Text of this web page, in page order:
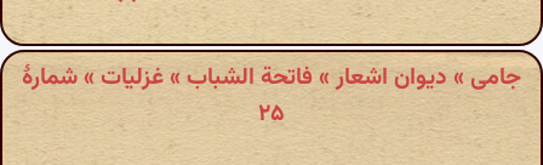
جامی » دیوان اشعار » فاتحة الشباب » غزلیات » شمارهٔ
۲۵